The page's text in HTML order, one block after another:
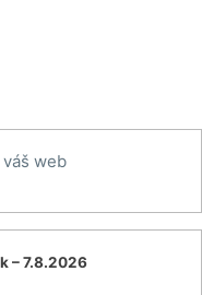
web
– 7.8.2026